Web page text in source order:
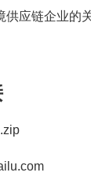
供应链企业的